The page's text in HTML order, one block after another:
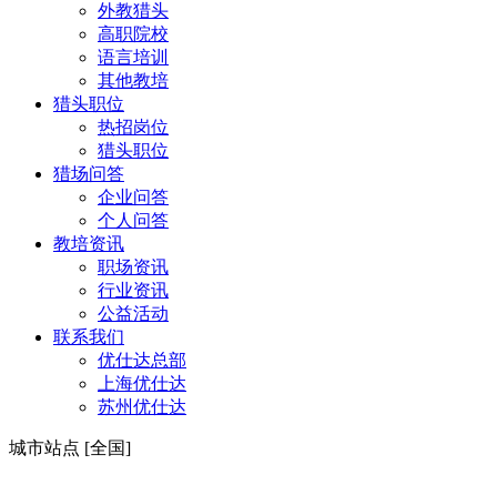
外教猎头
高职院校
语言培训
其他教培
猎头职位
热招岗位
猎头职位
猎场问答
企业问答
个人问答
教培资讯
职场资讯
行业资讯
公益活动
联系我们
优仕达总部
上海优仕达
苏州优仕达
城市站点 [全国]